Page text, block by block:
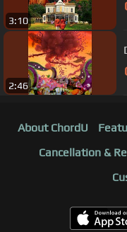
3:10
2:46
About ChordU
Cancellation &